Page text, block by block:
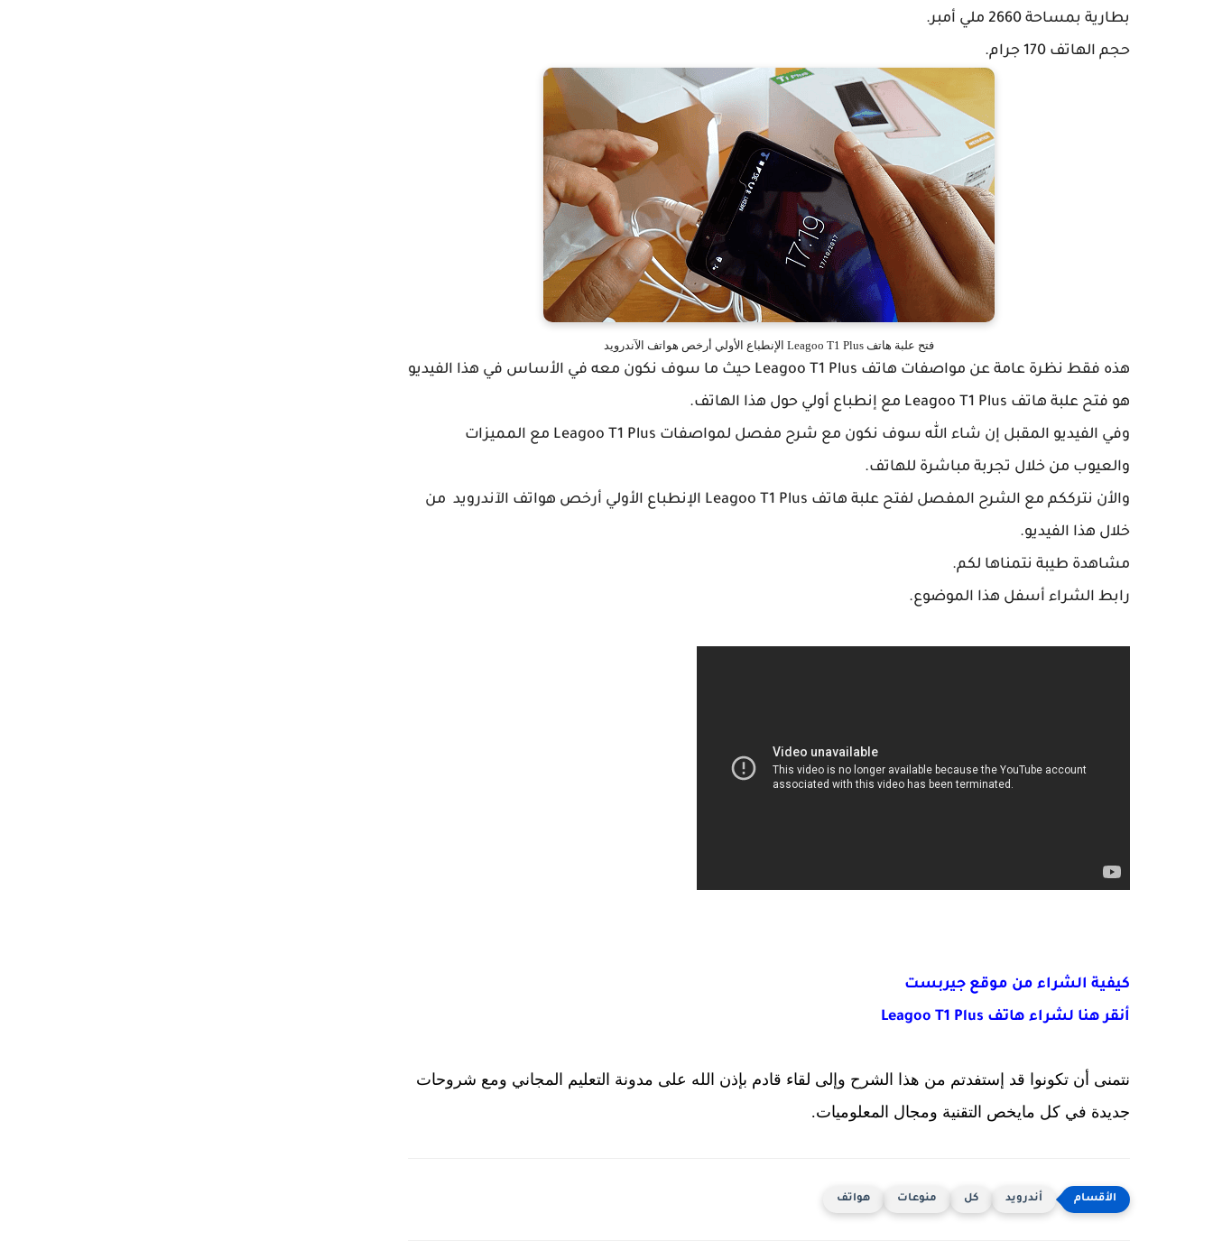
بطارية بمساحة 2660 ملي أمبر.
حجم الهاتف 170 جرام.
فتح علبة هاتف Leagoo T1 Plus الإنطباع الأولي أرخص هواتف الآندرويد
هذه فقط نظرة عامة عن مواصفات هاتف Leagoo T1 Plus حيث ما سوف نكون معه في الأساس في هذا الفيديو
هو فتح علبة هاتف Leagoo T1 Plus مع إنطباع أولي حول هذا الهاتف.
وفي الفيديو المقبل إن شاء الله سوف نكون مع شرح مفصل لمواصفات Leagoo T1 Plus مع المميزات
والعيوب من خلال تجربة مباشرة للهاتف.
والأن نترككم مع الشرح المفصل لفتح علبة هاتف Leagoo T1 Plus الإنطباع الأولي أرخص هواتف الآندرويد من
خلال هذا الفيديو.
مشاهدة طيبة نتمناها لكم.
رابط الشراء أسفل هذا الموضوع.
كيفية الشراء من موقع جيربست
أنقر هنا لشراء هاتف Leagoo T1 Plus
نتمنى أن تكونوا قد إستفدتم من هذا الشرح وإلى لقاء قادم بإذن الله على مدونة التعليم المجاني ومع شروحات
جديدة في كل مايخص التقنية ومجال المعلوميات.
أندرويد كل منوعات هواتف